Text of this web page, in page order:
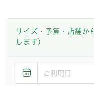
サイズ・予算・店舗か
します）